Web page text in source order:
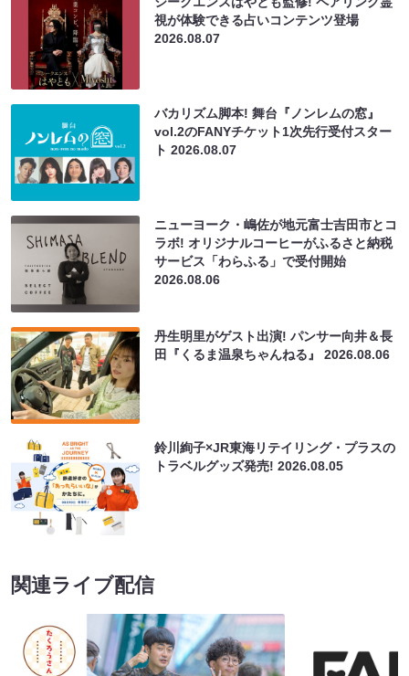
視が体験できる占いコンテンツ登場
2026.08.07
バカリズム脚本! 舞台『ノンレムの窓』
vol.2のFANYチケット1次先行受付スター
ト2026.08.07
ニューヨーク・嶋佐が地元富士吉田市とコ
ラボ! オリジナルコーヒーがふるさと納税
サービス「わらふる」で受付開始
2026.08.06
丹生明里がゲスト出演! パンサー向井＆長
田『くるま温泉ちゃんねる』2026.08.06
鈴川絢子×JR東海リテイリング・プラスの
トラベルグッズ発売!2026.08.05
関連ライブ配信